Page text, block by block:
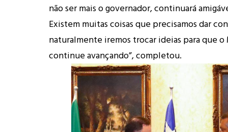
não ser mais o governador, continuará
Existem muitas coisas que precisamos dar
naturalmente iremos trocar ideias para que o
continue avançando”, completou.